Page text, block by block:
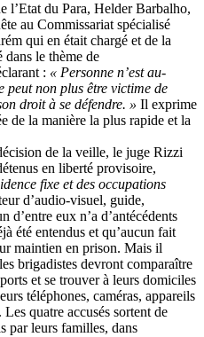
l’Etat du Para, Helder Barbalho,
au Commissariat spécialisé
qui en était chargé et de la
dans le thème de
: « Personne n’est au-
peut non plus être victime de
droit à se défendre. » Il exprime
de la manière la plus rapide et la
de la veille, le juge Rizzi
en liberté provisoire,
fixe et des occupations
d’audio-visuel, guide,
d’entre eux n’a d’antécédents
été entendus et qu’aucun fait
maintien en prison. Mais il
brigadistes devront comparaître
et se trouver à leurs domiciles
téléphones, caméras, appareils
quatre accusés sortent de
par leurs familles, dans